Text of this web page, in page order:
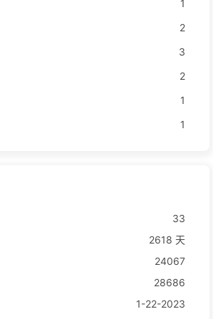
1
2
3
2
1
1
33
2618 天
24067
28686
1-22-2023